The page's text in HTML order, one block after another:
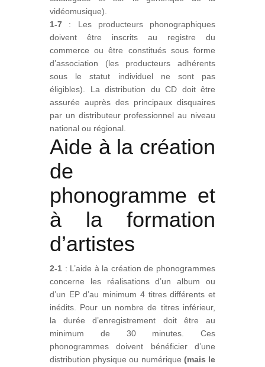
vidéomusique).
1-7 : Les producteurs phonographiques
doivent être inscrits au registre du
commerce ou être constitués sous forme
d’association (les producteurs adhérents
sous le statut individuel ne sont pas
éligibles). La distribution du CD doit être
assurée auprès des principaux disquaires
par un distributeur professionnel au niveau
national ou régional.
Aide à la création
de
phonogramme et
à la formation
d’artistes
2-1 : L’aide à la création de phonogrammes
concerne les réalisations d’un album ou
d’un EP d’au minimum 4 titres différents et
inédits. Pour un nombre de titres inférieur,
la durée d’enregistrement doit être au
minimum de 30 minutes. Ces
phonogrammes doivent bénéficier d’une
distribution physique ou numérique (mais le